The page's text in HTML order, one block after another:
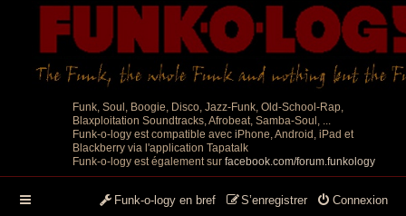
Funk, Soul, Boogie, Disco, Jazz-Funk, Old-School-Rap,
Blaxploitation Soundtracks, Afrobeat, Samba-Soul, ...
Funk-o-logy est compatible avec iPhone, Android, iPad et
Blackberry via l'application Tapatalk
Funk-o-logy est également sur facebook.com/forum.funkology
Connexion
S’enregistrer
Funk-o-logy en bref